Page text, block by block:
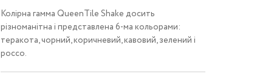
Колірна гамма QueenTile Shake досить
різноманітна і представлена ​​6-ма кольорами:
теракота, чорний, коричневий, кавовий, зелений і
россо.